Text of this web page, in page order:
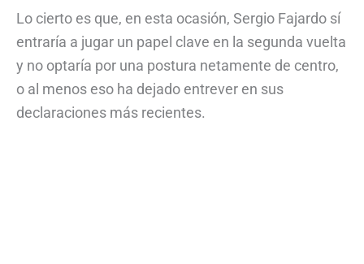
Lo cierto es que, en esta ocasión, Sergio Fajardo sí
entraría a jugar un papel clave en la segunda vuelta
y no optaría por una postura netamente de centro,
o al menos eso ha dejado entrever en sus
declaraciones más recientes.